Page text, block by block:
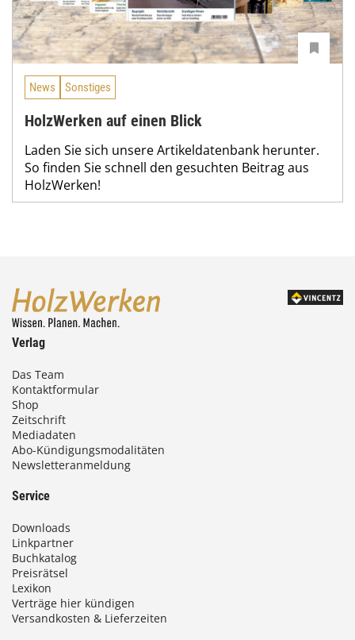
News Sonstiges
HolzWerken auf einen Blick
Laden Sie sich unsere Artikeldatenbank herunter.
So finden Sie schnell den gesuchten Beitrag aus
HolzWerken!
Verlag
Das Team
Kontaktformular
Shop
Zeitschrift
Mediadaten
Abo-Kündigungsmodalitäten
Newsletteranmeldung
Service
Downloads
Linkpartner
Buchkatalog
Preisrätsel
Lexikon
Verträge hier kündigen
Versandkosten & Lieferzeiten